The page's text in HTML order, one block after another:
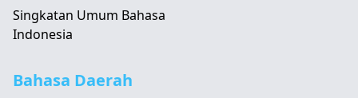
Singkatan Umum Bahasa
Indonesia
Bahasa Daerah